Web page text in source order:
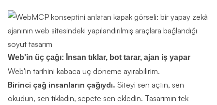
Web'in üç çağı: İnsan tıklar, bot tarar, ajan iş yapar
Web'in tarihini kabaca üç döneme ayırabilirim.
Birinci çağ insanların çağıydı. Siteyi sen açtın, sen
okudun, sen tıkladın, sepete sen ekledin. Tasarımın tek